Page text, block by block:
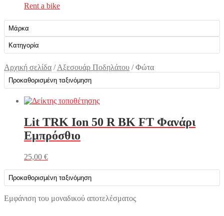
Rent a bike
Αρχική σελίδα /Αξεσουάρ Ποδηλάτου /Φώτα
Lit TRK Ion 50 R BK FT Φανάρι
Εμπρόσθιο
25,00 €
Εμφάνιση του μοναδικού αποτελέσματος